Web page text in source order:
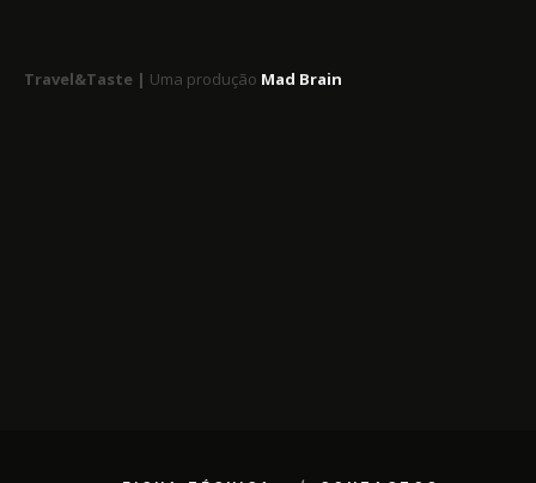
Travel&Taste | Uma produção Mad Brain